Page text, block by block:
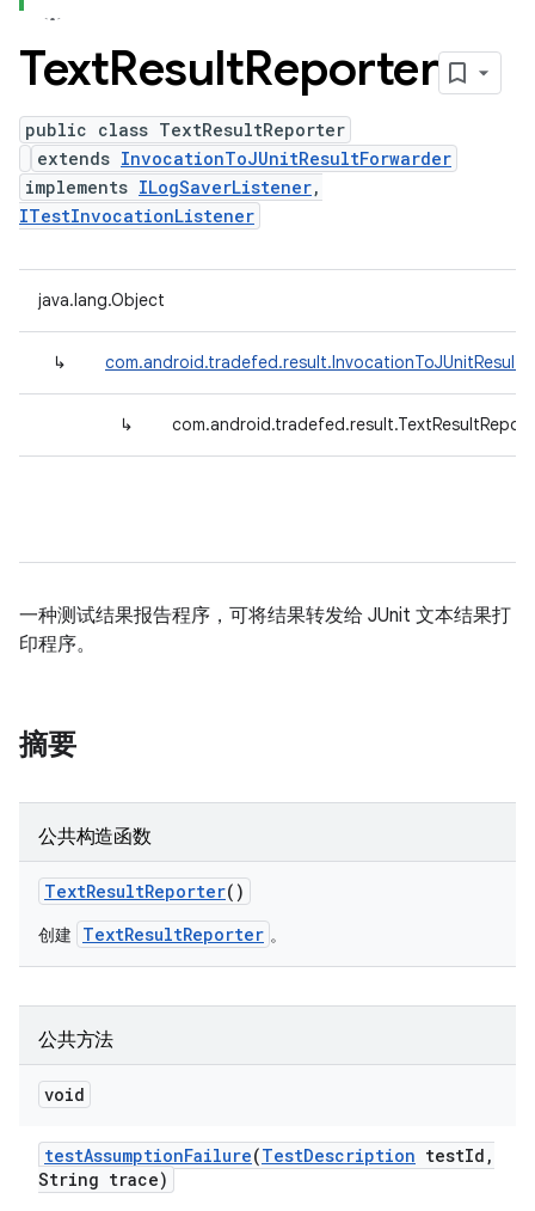
TextResultReporter
public class TextResultReporter
extends InvocationToJUnitResultForwarder
implements ILogSaverListener,
ITestInvocationListener
java.lang.Object
↳
↳
一种测试结果报告程序，可将结果转发给 JUnit 文本结果打
印程序。
摘要
公共构造函数
TextResultReporter()
创建 TextResultReporter 。
公共方法
void
testAssumptionFailure(TestDescription testId ,
String trace)